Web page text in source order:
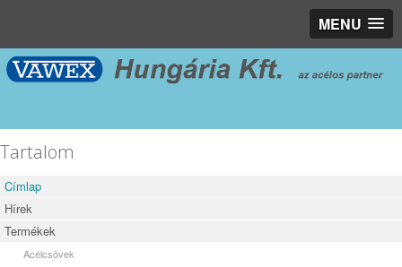
MENU
Tartalom
Címlap
Hírek
Termékek
Acélcsövek